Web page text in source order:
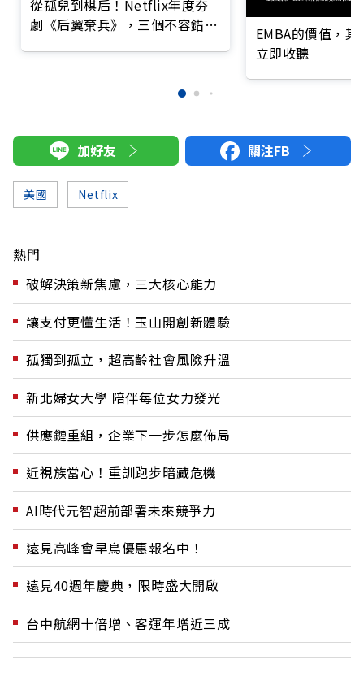
從孤兒到棋后！Netflix年度夯
劇《后翼棄兵》，三個不容錯過
EMBA的價值，
立即收聽
加好友 關注FB
美國 Netflix
熱門
破解決策新焦慮，三大核心能力
讓支付更懂生活！玉山開創新體驗
孤獨到孤立，超高齡社會風險升溫
新北婦女大學 陪伴每位女力發光
供應鏈重組，企業下一步怎麼佈局
近視族當心！重訓跑步暗藏危機
AI時代元智超前部署未來競爭力
遠見高峰會早鳥優惠報名中！
遠見40週年慶典，限時盛大開啟
台中航網十倍增、客運年增近三成